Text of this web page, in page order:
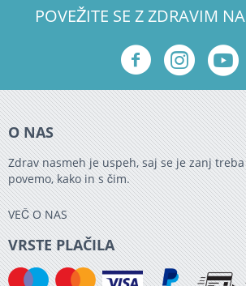
POVEŽITE SE Z ZDRAVIM
O NAS
Zdrav nasmeh je uspeh, saj se je zanj
povemo, kako in s čim.
VEČ O NAS
VRSTE PLAČILA